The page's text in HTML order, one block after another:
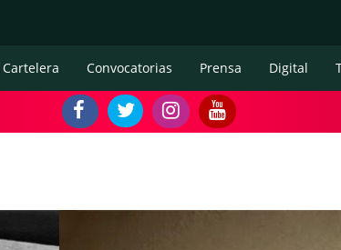
Cartelera Convocatorias Prensa Digital